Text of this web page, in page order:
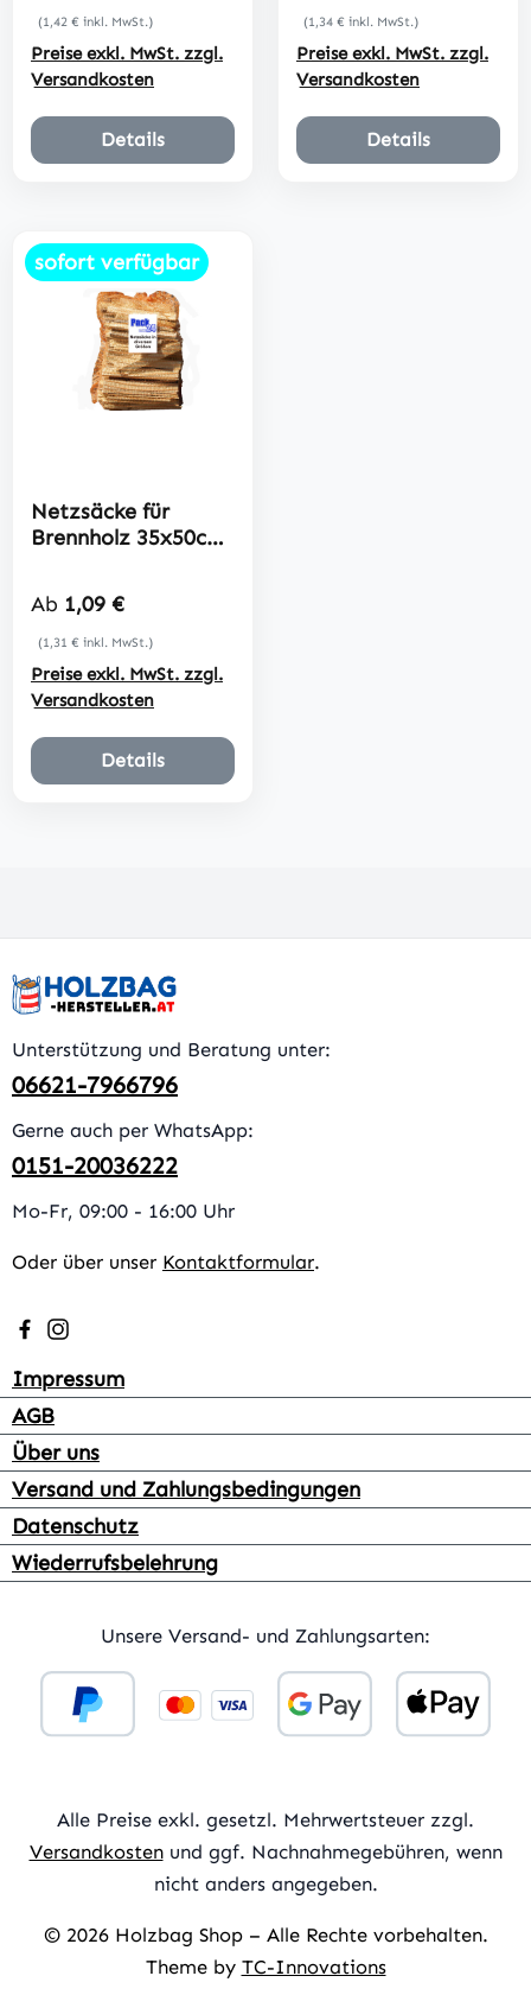
(1,42 € inkl. MwSt.)
Preise exkl. MwSt. zzgl.
Versandkosten
Details
(1,34 € inkl. MwSt.)
Preise exkl. MwSt. zzgl.
Versandkosten
Details
sofort verfügbar
Netzsäcke für
Brennholz 35x50cm
Regulärer Preis:
Ab 1,09 €
(1,31 € inkl. MwSt.)
Preise exkl. MwSt. zzgl.
Versandkosten
Details
Unterstützung und Beratung unter:
06621-7966796
Gerne auch per WhatsApp:
0151-20036222
Mo-Fr, 09:00 - 16:00 Uhr
Oder über unser Kontaktformular.
Besuche uns auf Facebook – öffnet in neuem Tab
Schau auf Instagram vorbei – öffnet in neuem Tab
Impressum
AGB
Über uns
Versand und Zahlungsbedingungen
Datenschutz
Wiederrufsbelehrung
Unsere Versand- und Zahlungsarten:
Alle Preise exkl. gesetzl. Mehrwertsteuer zzgl.
Versandkostenund ggf. Nachnahmegebühren, wenn
nicht anders angegeben.
© 2026 Holzbag Shop – Alle Rechte vorbehalten.
Theme by TC-Innovations